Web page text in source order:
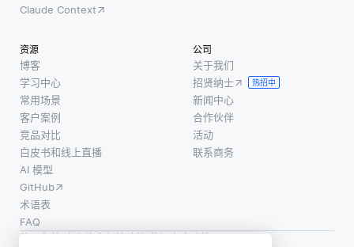
Claude Context
资源
博客
学习中心
常用场景
客户案例
竞品对比
白皮书和线上直播
AI 模型
GitHub
术语表
FAQ
公司
关于我们
招贤纳士
热招中
新闻中心
合作伙伴
活动
联系商务
使用条款·个人信息保护政策·数据安全政策